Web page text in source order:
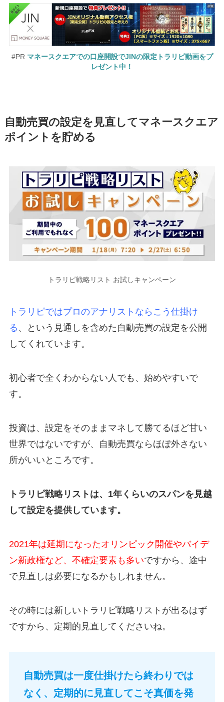
#PR マネースクエアでの口座開設でJINの限定トラリピ動画をプ
レゼント中！
自動売買の設定を見直してマネースクエア
ポイントを貯める
トラリピ戦略リスト お試しキャンペーン
トラリピではプロのアナリストならこう仕掛け
る 、という見通しを含めた自動売買の設定を公開
してくれています。
初心者で全くわからない人でも、始めやすいで
す。
投資は、設定をそのままマネして勝てるほど甘い
世界ではないですが、自動売買ならほぼ外さない
所がいいところです。
トラリピ戦略リストは、1年くらいのスパンを見越
して設定を提供しています。
2021年は延期になったオリンピック開催やバイデ
ン新政権など、不確定要素も多いですから、途中
で見直しは必要になるかもしれません。
その時には新しいトラリピ戦略リストが出るはず
ですから、定期的見直してくださいね。
自動売買は一度仕掛けたら終わりでは
なく、定期的に見直してこそ真価を発